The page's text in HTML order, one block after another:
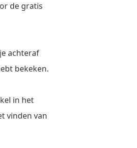
de gratis
achteraf
bekeken.
in het
vinden van